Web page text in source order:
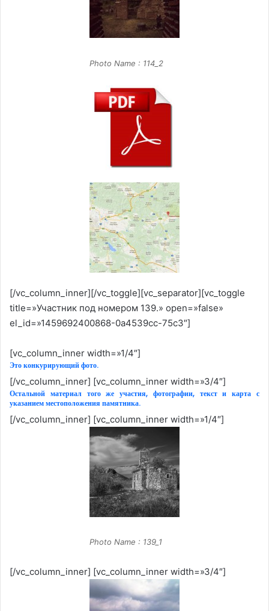
Photo Name : 114_2
[/vc_column_inner][/vc_toggle][vc_separator][vc_toggle
title=»Участник под номером 139.» open=»false»
el_id=»1459692400868-0a4539cc-75c3″]
[vc_column_inner width=»1/4″]
Это конкурирующий фото.
[/vc_column_inner] [vc_column_inner width=»3/4″]
Остальной материал того же участия, фотографии, текст и карта с
указанием местоположения памятника.
[/vc_column_inner] [vc_column_inner width=»1/4″]
Photo Name : 139_1
[/vc_column_inner] [vc_column_inner width=»3/4″]